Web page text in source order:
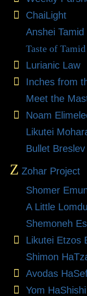
ChaiLight
Anshei Tamid
Taste of Tamid
Lurianic Law
Inches from
Meet the
Noam
Likutei
Bullet Breslev
Z Zohar Project
Shomer
A Little
Shemoneh
Likutei Etzos
Shimon
Avodas
Yom HaShishi